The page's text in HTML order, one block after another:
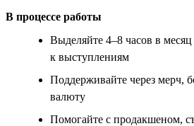
В процессе работы
Выделяйте 4–8 часов в
к выступлениям
Поддерживайте через мерч,
валюту
Помогайте с продакшеном,